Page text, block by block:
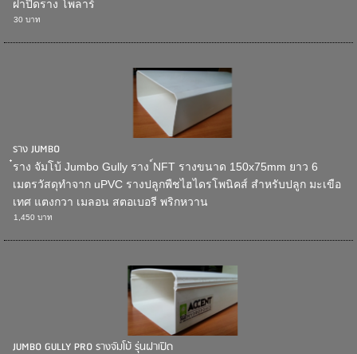
ฝาปิดราง โพลาร์
30 บาท
ราง JUMBO
๋ราง จัมโบ้ Jumbo Gully ราง ์NFT รางขนาด 150x75mm ยาว 6
เมตรวัสดุทำจาก uPVC รางปลูกพืชไฮไดรโพนิคส์ สำหรับปลูก มะเขือ
เทศ แตงกวา เมลอน สตอเบอรี พริกหวาน
1,450 บาท
JUMBO GULLY PRO รางจัมโบ้ รุ่นฝาเปิด